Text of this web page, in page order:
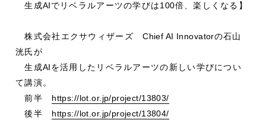
生成AIでリベラルアーツの学びは100倍、楽しくなる】
株式会社エクサウィザーズChief AI Innovatorの石山
洸氏が
生成AIを活用したリベラルアーツの新しい学びについ
て講演。
前半 https://lot.or.jp/project/13803/
後半 https://lot.or.jp/project/13804/